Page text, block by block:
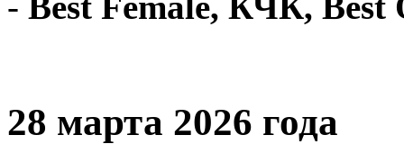
28 марта 2026 года